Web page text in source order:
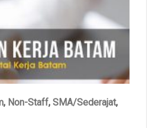
, Non-Staff, SMA/Sederajat,